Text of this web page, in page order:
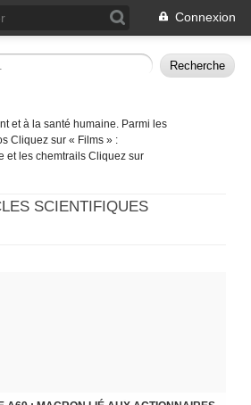
Connexion
et à la santé humaine. Parmi les
Cliquez sur « Films » :
et les chemtrails Cliquez sur
SCIENTIFIQUES